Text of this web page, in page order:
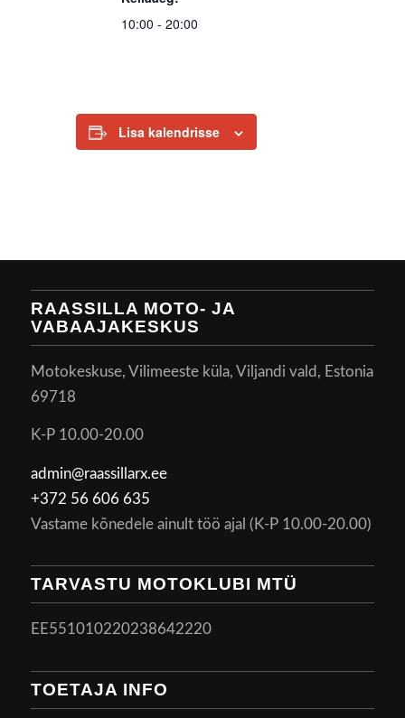
10:00 - 20:00
Lisa kalendrisse
RAASSILLA MOTO- JA
VABAAJAKESKUS
Motokeskuse, Vilimeeste küla, Viljandi vald, Estonia
69718
K-P 10.00-20.00
admin@raassillarx.ee
+372 56 606 635
Vastame kõnedele ainult töö ajal (K-P 10.00-20.00)
TARVASTU MOTOKLUBI MTÜ
EE551010220238642220
TOETAJA INFO